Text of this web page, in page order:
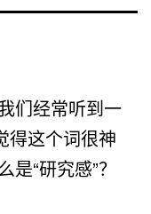
们经常听到一
得这个词很神
“研究感”？